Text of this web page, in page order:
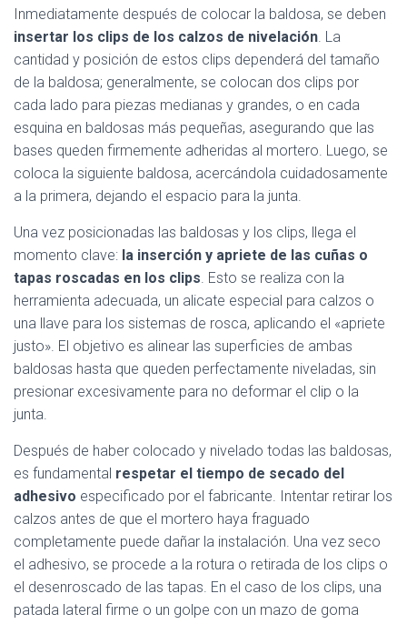
Inmediatamente después de colocar la baldosa, se deben
insertar los clips de los calzos de nivelación. La
cantidad y posición de estos clips dependerá del tamaño
de la baldosa; generalmente, se colocan dos clips por
cada lado para piezas medianas y grandes, o en cada
esquina en baldosas más pequeñas, asegurando que las
bases queden firmemente adheridas al mortero. Luego, se
coloca la siguiente baldosa, acercándola cuidadosamente
a la primera, dejando el espacio para la junta.
Una vez posicionadas las baldosas y los clips, llega el
momento clave: la inserción y apriete de las cuñas o
tapas roscadas en los clips. Esto se realiza con la
herramienta adecuada, un alicate especial para calzos o
una llave para los sistemas de rosca, aplicando el «apriete
justo». El objetivo es alinear las superficies de ambas
baldosas hasta que queden perfectamente niveladas, sin
presionar excesivamente para no deformar el clip o la
junta.
Después de haber colocado y nivelado todas las baldosas,
es fundamental respetar el tiempo de secado del
adhesivo especificado por el fabricante. Intentar retirar los
calzos antes de que el mortero haya fraguado
completamente puede dañar la instalación. Una vez seco
el adhesivo, se procede a la rotura o retirada de los clips o
el desenroscado de las tapas. En el caso de los clips, una
patada lateral firme o un golpe con un mazo de goma